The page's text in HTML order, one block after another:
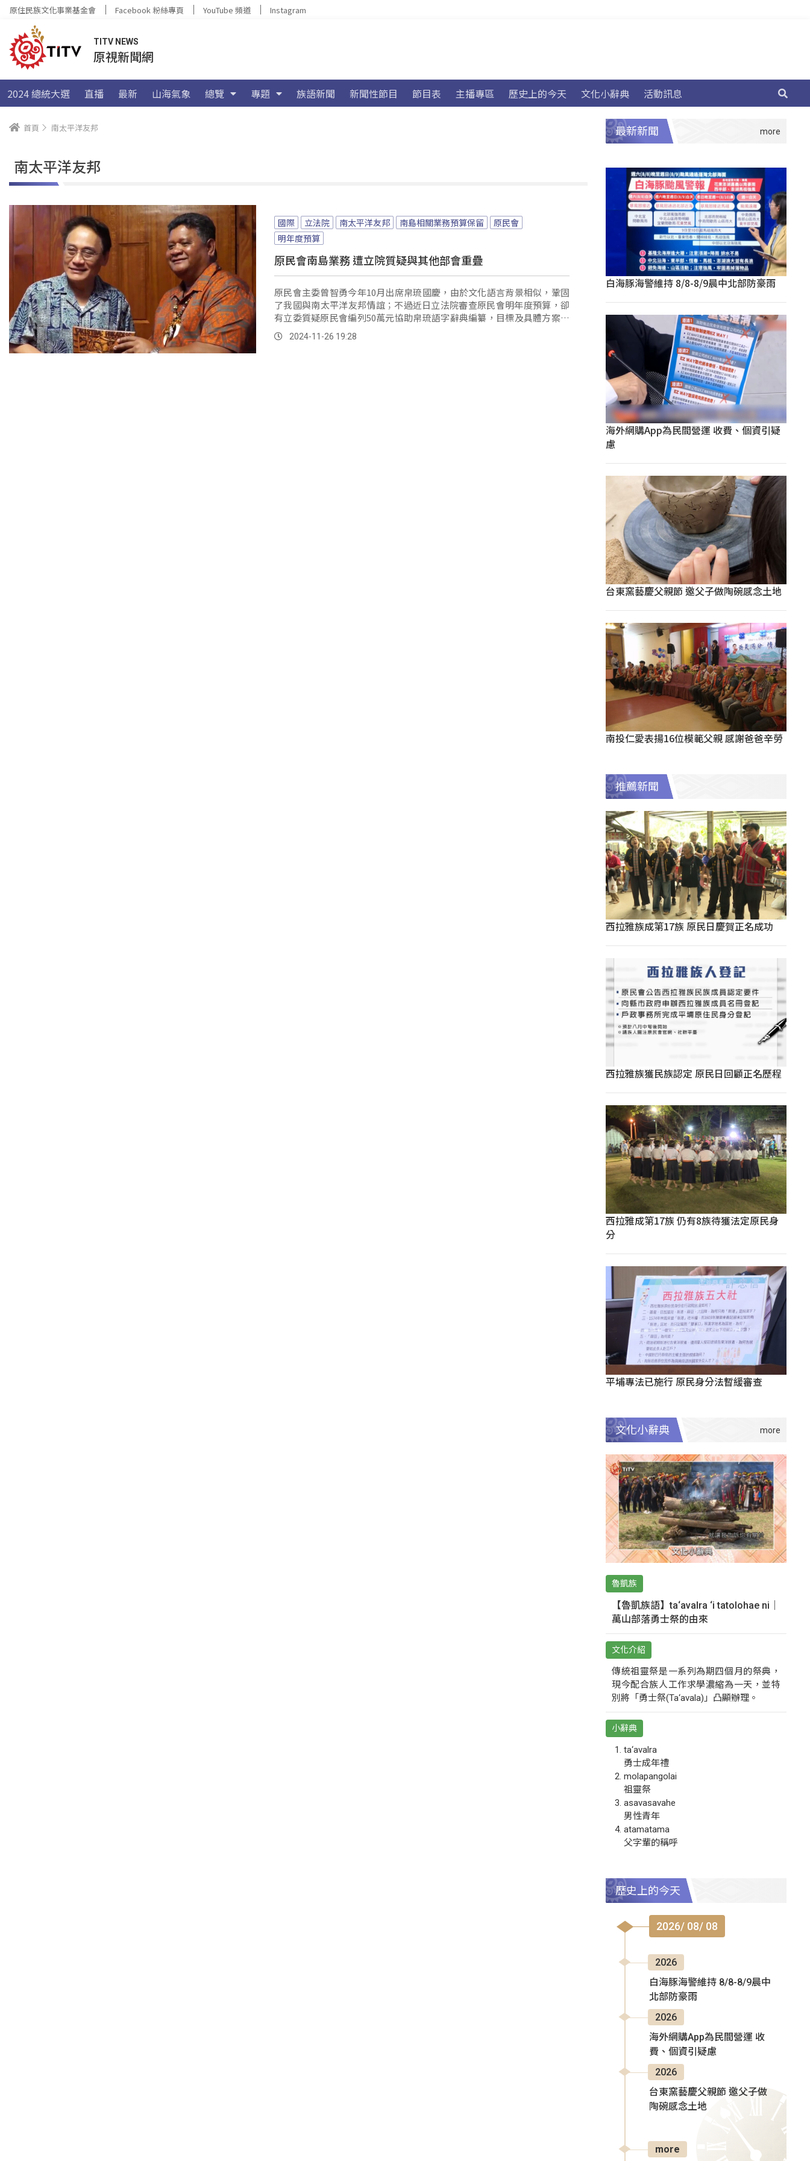
原住民族文化事業基金會 Facebook 粉絲專頁 YouTube 頻道 Instagram
TITV NEWS
原視新聞網
2024 總統大選 直播 最新 山海氣象 總覽 專題 族語新聞 新聞性節目 節目表 主播專區 歷史上的今天 文化小辭典 活動訊息
首頁 南太平洋友邦
南太平洋友邦
國際 立法院 南太平洋友邦 南島相關業務預算保留
原民會
明年度預算
原民會南島業務 遭立院質疑與其他部會重疊
原民會主委曾智勇今年10月出席帛琉國慶，由於文化語言背景相似，鞏固
了我國與南太平洋友邦情誼；不過近日立法院審查原民會明年度預算，卻
有立委質疑原民會編列50萬元協助帛琉語字辭典編纂，目標及具體方案不
明，引起在野黨放大檢視南島業務。
2024-11-26 19:28
最新新聞
白海豚海警維持 8/8-8/9晨中北部防豪雨
海外網購App為民間營運 收費、個資引疑
慮
台東窯藝慶父親節 邀父子做陶碗感念土地
南投仁愛表揚16位模範父親 感謝爸爸辛勞
推薦新聞
西拉雅族成第17族 原民日慶賀正名成功
西拉雅族獲民族認定 原民日回顧正名歷程
西拉雅成第17族 仍有8族待獲法定原民身
分
平埔專法已施行 原民身分法暫緩審查
文化小辭典
魯凱族
【魯凱族語】ta‘avalra ‘i tatolohae ni｜
萬山部落勇士祭的由來
文化介紹
傳統祖靈祭是一系列為期四個月的祭典，
現今配合族人工作求學濃縮為一天，並特
別將「勇士祭(Ta‘avala)」凸顯辦理。
小辭典
ta‘avalra
勇士成年禮
molapangolai
祖靈祭
asavasavahe
男性青年
atamatama
父字輩的稱呼
歷史上的今天
2026/ 08/ 08
2026
白海豚海警維持 8/8-8/9晨中
北部防豪雨
2026
海外網購App為民間營運 收
費、個資引疑慮
2026
台東窯藝慶父親節 邀父子做
陶碗感念土地
more